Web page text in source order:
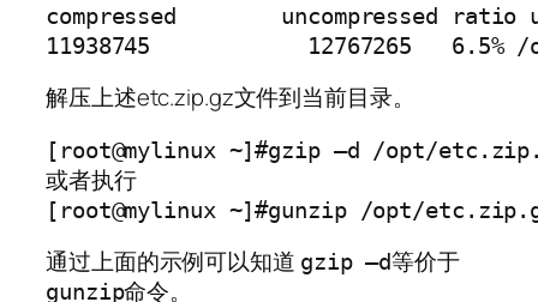
compressed        uncompressed ratio
解压上述etc.zip.gz文件到当前目录。
[root@mylinux ~]#gzip –d /opt/
或者执行
通过上面的示例可以知道 gzip –d等价于
gunzip命令。